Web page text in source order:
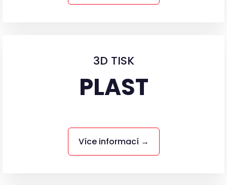
3D TISK
PLAST
Více informací →